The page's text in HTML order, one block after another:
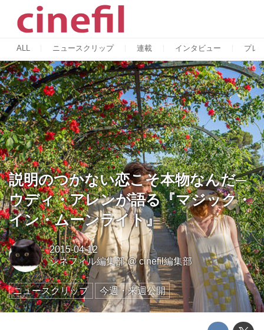
ALL ニュースクリップ 連載 インタビュー プレ
説明のつかない恋こそ本物なんだ─
ウディ・アレンが語る『マジック・
イン・ムーンライト』
2015-04-12
シネフィル編集部@cinefil編集部
ニュースクリップ 今週・来週公開